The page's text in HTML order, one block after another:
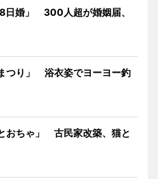
日婚」 300人超が婚姻届、
つり」 浴衣姿でヨーヨー釣
おちゃ」 古民家改築、猫と